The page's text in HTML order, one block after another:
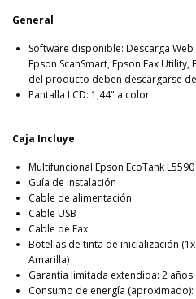
General
Software disponible: Descarga
Epson ScanSmart, Epson Fax
del producto deben descargarse
Pantalla LCD: 1,44" a color
Caja Incluye
Multifuncional Epson EcoTank L5590
Guía de instalación
Cable de alimentación
Cable USB
Cable de Fax
Botellas de tinta de inicialización
Amarilla)
Garantía limitada extendida: 2
Consumo de energía